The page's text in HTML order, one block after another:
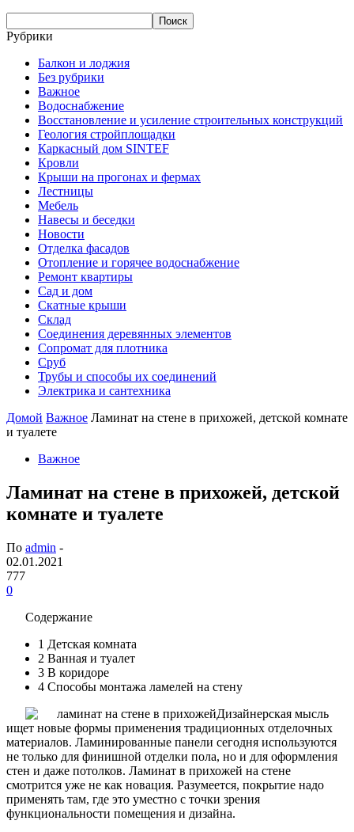
Рубрики
Балкон и лоджия
Без рубрики
Важное
Водоснабжение
Восстановление и усиление строительных конструкций
Геология стройплощадки
Каркасный дом SINTEF
Кровли
Крыши на прогонах и фермах
Лестницы
Мебель
Навесы и беседки
Новости
Отделка фасадов
Отопление и горячее водоснабжение
Ремонт квартиры
Сад и дом
Скатные крыши
Склад
Соединения деревянных элементов
Сопромат для плотника
Сруб
Трубы и способы их соединений
Электрика и сантехника
Домой Важное Ламинат на стене в прихожей, детской комнате
и туалете
Важное
Ламинат на стене в прихожей, детской
комнате и туалете
По admin -
02.01.2021
777
0
Содержание
1 Детская комната
2 Ванная и туалет
3 В коридоре
4 Способы монтажа ламелей на стену
Дизайнерская мысль
ищет новые формы применения традиционных отделочных
материалов. Ламинированные панели сегодня используются
не только для финишной отделки пола, но и для оформления
стен и даже потолков. Ламинат в прихожей на стене
смотрится уже не как новация. Разумеется, покрытие надо
применять там, где это уместно с точки зрения
функциональности помещения и дизайна.